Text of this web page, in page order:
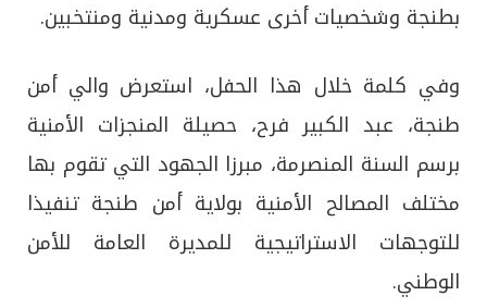
بطنجة وشخصيات أخرى عسكرية ومدنية ومنتخبين.
وفي كلمة خلال هذا الحفل، استعرض والي أمن
طنجة، عبد الكبير فرح، حصيلة المنجزات الأمنية
برسم السنة المنصرمة، مبرزا الجهود التي تقوم بها
مختلف المصالح الأمنية بولاية أمن طنجة تنفيذا
للتوجهات الاستراتيجية للمديرة العامة للأمن
الوطني.